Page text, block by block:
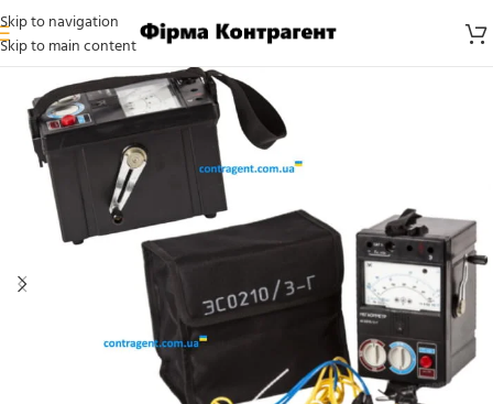
Skip to navigation
Skip to main content